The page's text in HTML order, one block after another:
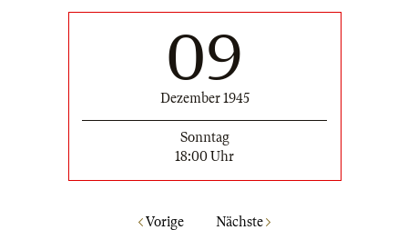
09
Dezember 1945
Sonntag
18:00 Uhr
Vorige Nächste